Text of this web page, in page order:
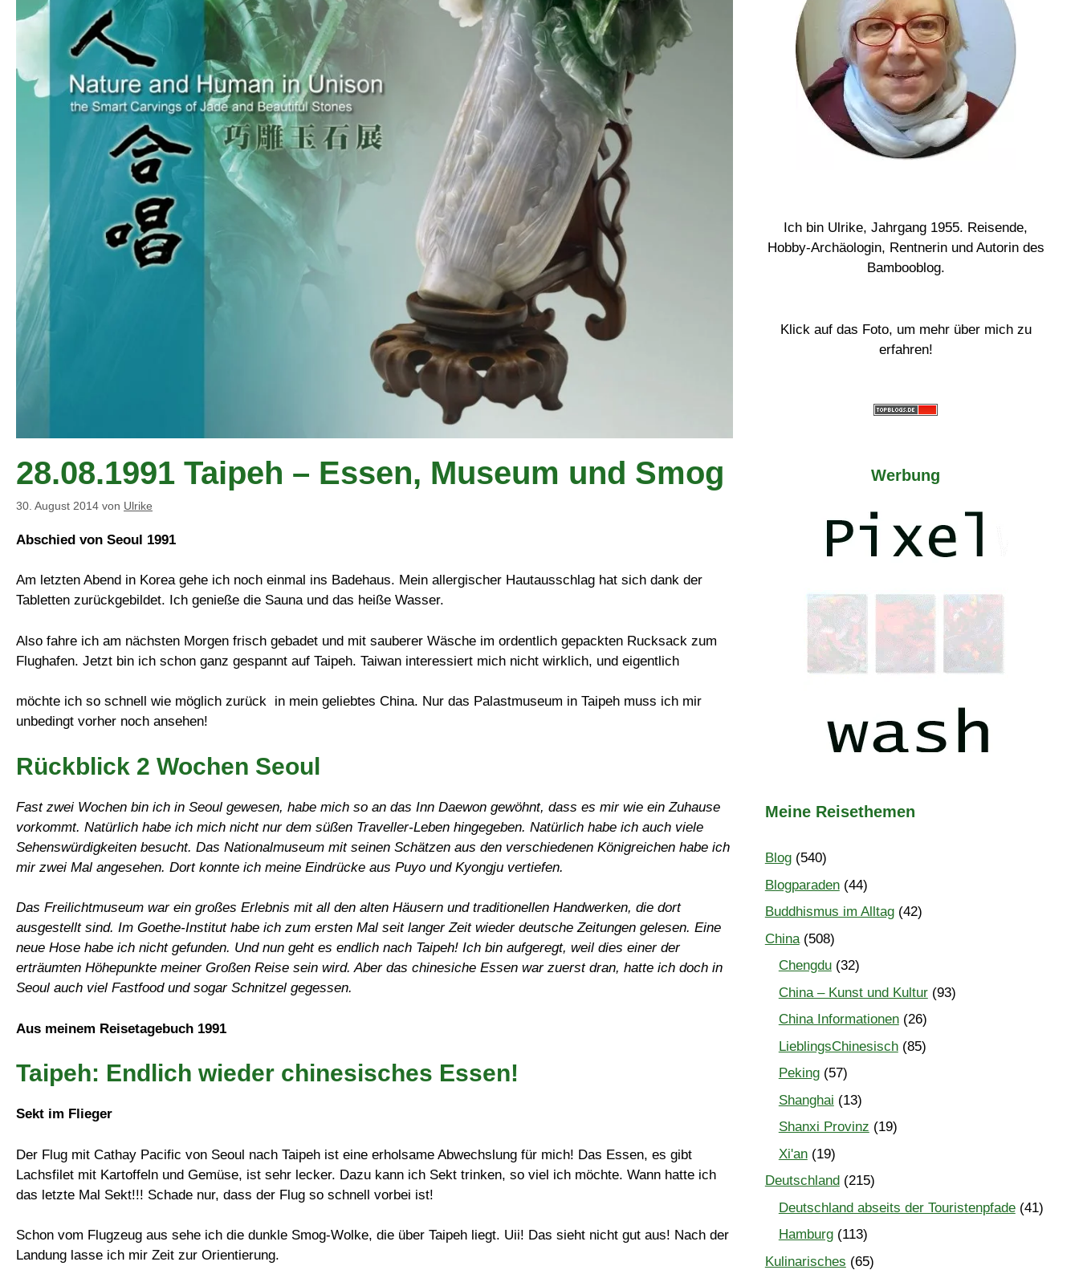
28.08.1991 Taipeh – Essen, Museum und Smog
30. August 2014 von Ulrike
Abschied von Seoul 1991
Am letzten Abend in Korea gehe ich noch einmal ins Badehaus. Mein allergischer Hautausschlag hat sich dank der
Tabletten zurückgebildet. Ich genieße die Sauna und das heiße Wasser.
Also fahre ich am nächsten Morgen frisch gebadet und mit sauberer Wäsche im ordentlich gepackten Rucksack zum
Flughafen. Jetzt bin ich schon ganz gespannt auf Taipeh. Taiwan interessiert mich nicht wirklich, und eigentlich
möchte ich so schnell wie möglich zurück in mein geliebtes China. Nur das Palastmuseum in Taipeh muss ich mir
unbedingt vorher noch ansehen!
Rückblick 2 Wochen Seoul
Fast zwei Wochen bin ich in Seoul gewesen, habe mich so an das Inn Daewon gewöhnt, dass es mir wie ein Zuhause
vorkommt. Natürlich habe ich mich nicht nur dem süßen Traveller-Leben hingegeben. Natürlich habe ich auch viele
Sehenswürdigkeiten besucht. Das Nationalmuseum mit seinen Schätzen aus den verschiedenen Königreichen habe ich
mir zwei Mal angesehen. Dort konnte ich meine Eindrücke aus Puyo und Kyongju vertiefen.
Das Freilichtmuseum war ein großes Erlebnis mit all den alten Häusern und traditionellen Handwerken, die dort
ausgestellt sind. Im Goethe-Institut habe ich zum ersten Mal seit langer Zeit wieder deutsche Zeitungen gelesen. Eine
neue Hose habe ich nicht gefunden. Und nun geht es endlich nach Taipeh! Ich bin aufgeregt, weil dies einer der
erträumten Höhepunkte meiner Großen Reise sein wird. Aber das chinesiche Essen war zuerst dran, hatte ich doch in
Seoul auch viel Fastfood und sogar Schnitzel gegessen.
Aus meinem Reisetagebuch 1991
Taipeh: Endlich wieder chinesisches Essen!
Sekt im Flieger
Der Flug mit Cathay Pacific von Seoul nach Taipeh ist eine erholsame Abwechslung für mich! Das Essen, es gibt
Lachsfilet mit Kartoffeln und Gemüse, ist sehr lecker. Dazu kann ich Sekt trinken, so viel ich möchte. Wann hatte ich
das letzte Mal Sekt!!! Schade nur, dass der Flug so schnell vorbei ist!
Schon vom Flugzeug aus sehe ich die dunkle Smog-Wolke, die über Taipeh liegt. Uii! Das sieht nicht gut aus! Nach der
Landung lasse ich mir Zeit zur Orientierung.
Ich bin Ulrike, Jahrgang 1955. Reisende,
Hobby-Archäologin, Rentnerin und Autorin des
Bambooblog.
Klick auf das Foto, um mehr über mich zu
erfahren!
Werbung
Meine Reisethemen
Blog(540)
Blogparaden(44)
Buddhismus im Alltag(42)
China(508)
Chengdu(32)
China – Kunst und Kultur(93)
China Informationen(26)
LieblingsChinesisch(85)
Peking(57)
Shanghai (13)
Shanxi Provinz (19)
Xi'an(19)
Deutschland(215)
Deutschland abseits der Touristenpfade(41)
Hamburg(113)
Kulinarisches (65)